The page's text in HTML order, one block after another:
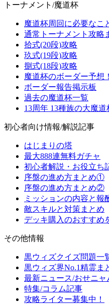
トーナメント/魔道杯
魔道杯周回に必要なこ
通常トーナメント攻略
拾式(20段)攻略
玖式(19段)攻略
捌式(18段)攻略
魔道杯のボーダー予想！
ボーダー報告掲示板
過去の魔道杯一覧
13周年 13種族の大魔
初心者向け情報/解説記事
はじまりの塔
最大888連無料ガチャ
初心者解説・お役立ち
序盤の進め方まとめ①
序盤の進め方まとめ②
ミッションの内容と報
敵スキルと対策まとめ
デッキ購入のおすすめ
その他情報
黒ウィズクイズ問題一
黒ウィズ界No.1精霊ま
最新ニュース/おせニャ
特集/コラム記事
攻略ライター募集中！